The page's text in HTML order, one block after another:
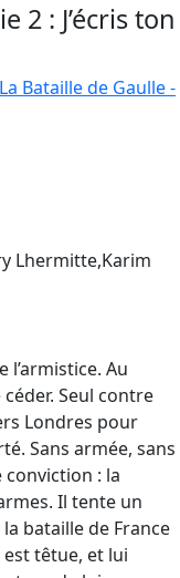
2 : J’écris ton
Bataille de Gaulle -
Lhermitte,Karim
l’armistice. Au
Seul contre
Londres pour
Sans armée, sans
conviction : la
Il tente un
bataille de France
têtue, et lui